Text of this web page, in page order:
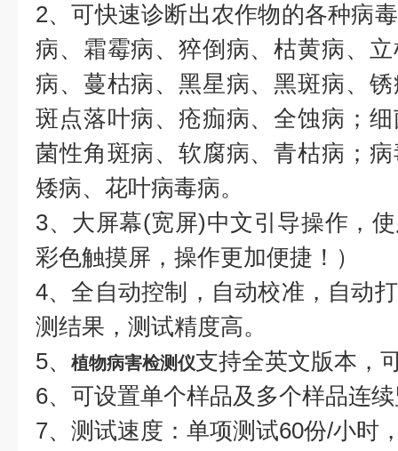
2、可快速诊断出农作物的各种病
病、霜霉病、猝倒病、枯黄病、
病、蔓枯病、黑星病、黑斑病、
斑点落叶病、疮痂病、全蚀病；
菌性角斑病、软腐病、青枯病；
矮病、花叶病毒病。
3、大屏幕(宽屏)中文引导操作，
彩色触摸屏，操作更加便捷！）
4、全自动控制，自动校准，自动
测结果，测试精度高。
5、
植物病害检测仪支持全英文版本，
6、可设置单个样品及多个样品连
7、测试速度：单项测试60份/小时